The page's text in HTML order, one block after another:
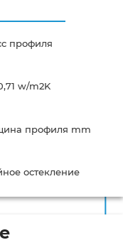
профиля
w/m2K
профиля mm
остекление